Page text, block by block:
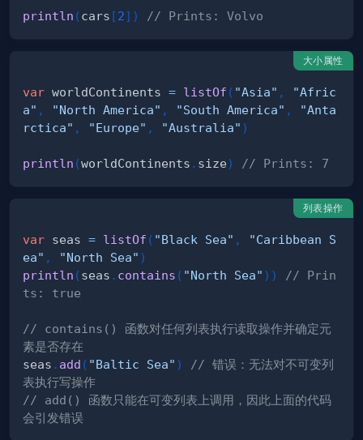
println (cars [2] ) // Prints: Volvo
大小属性
var worldContinents = listOf ( "Asia" ,
"Afric
a" , "North America" , "South America" ,
"Anta
rctica" , "Europe" , "Australia" )
println (worldContinents . size) // Prints: 7
列表操作
var seas = listOf ( "Black Sea" ,
"Caribbean S
ea" , "North Sea" )
println (seas . contains ( "North Sea" ) )
// Prin
ts: true
// contains() 函数对任何列表执行读取操作并确定元
素是否存在
seas . add ( "Baltic Sea" )
// 错误：无法对不可变列
表执行写操作
// add() 函数只能在可变列表上调用，因此上面的代码
会引发错误